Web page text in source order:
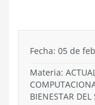
Fecha: 05 de
Materia:
BIENESTAR